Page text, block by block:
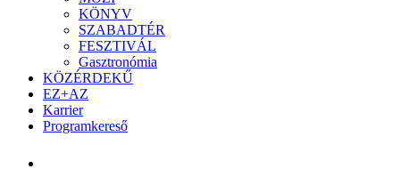
KÖNYV
SZABADTÉR
FESZTIVÁL
Gasztronómia
KÖZÉRDEKŰ
EZ+AZ
Karrier
Programkereső